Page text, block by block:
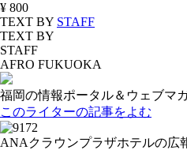
¥ 800
TEXT BY STAFF
TEXT BY
STAFF
AFRO FUKUOKA
福岡の情報ポータル＆ウェブマ
このライターの記事をよむ
ANAクラウンプラザホテルの広